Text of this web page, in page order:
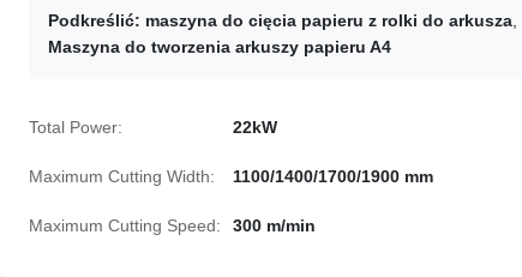
Podkreślić: maszyna do cięcia papieru z rolki do arkusza
Maszyna do tworzenia arkuszy papieru A4
Total Power: 22kW
Maximum Cutting Width: 1100/1400/1700/1900 mm
Maximum Cutting Speed: 300 m/min